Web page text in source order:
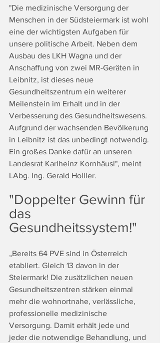
"Die medizinische Versorgung der
Menschen in der Südsteiermark ist wohl
eine der wichtigsten Aufgaben für
unsere politische Arbeit. Neben dem
Ausbau des LKH Wagna und der
Anschaffung von zwei MR-Geräten in
Leibnitz, ist dieses neue
Gesundheitszentrum ein weiterer
Meilenstein im Erhalt und in der
Verbesserung des Gesundheitswesens.
Aufgrund der wachsenden Bevölkerung
in Leibnitz ist das unbedingt notwendig.
Ein großes Danke dafür an unseren
Landesrat Karlheinz Kornhäusl", meint
LAbg. Ing. Gerald Holller.
"Doppelter Gewinn für
das
Gesundheitssystem!"
„Bereits 64 PVE sind in Österreich
etabliert. Gleich 13 davon in der
Steiermark! Die zusätzlichen neuen
Gesundheitszentren stärken einmal
mehr die wohnortnahe, verlässliche,
professionelle medizinische
Versorgung. Damit erhält jede und
jeder die notwendige Behandlung, und